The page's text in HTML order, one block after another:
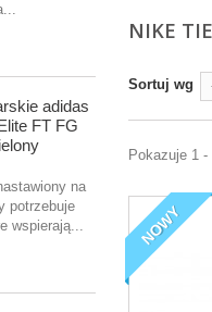
adidas
FT FG
na
potrzebuje
wspierają...
NIKE
Sortuj wg
Pokazuje 1
NOWY